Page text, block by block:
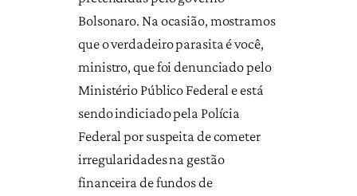
Bolsonaro. Na ocasião, mostramos
que o verdadeiro parasita é você,
ministro, que foi denunciado pelo
Ministério Público Federal e está
sendo indiciado pela Polícia
Federal por suspeita de cometer
irregularidades na gestão
financeira de fundos de